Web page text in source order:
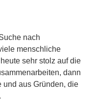
nach
menschliche
sehr stolz auf die
dann
und aus Gründen, die